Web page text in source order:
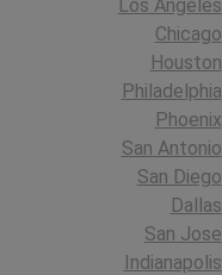
Los Angeles
Chicago
Houston
Philadelphia
Phoenix
San Antonio
San Diego
Dallas
San Jose
Indianapolis